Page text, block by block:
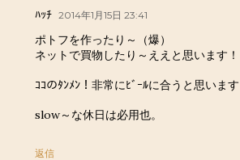
ﾊｯﾁ 2014年1月15日 23:41
ポトフを作ったり～（爆）
ネットで買物したり～ええと思います！
ｺｺのﾀﾝﾒﾝ！非常にﾋﾞｰﾙに合うと思います
slow～な休日は必用也。
返信